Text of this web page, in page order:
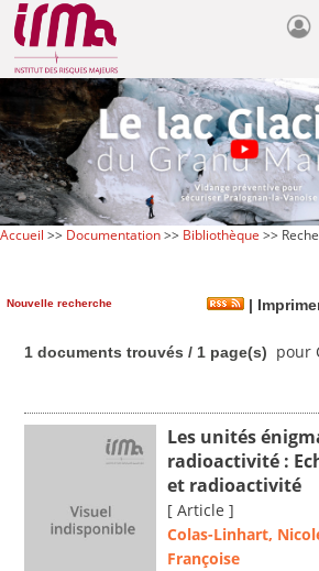
Accueil >> Documentation>> Bibliothèque >>
Nouvelle recherche |
1 documents trouvés / 1 page(s) pour
Les unités
radioactivité :
et radioactivité
[ Article ]
Colas-Linhart,
Françoise